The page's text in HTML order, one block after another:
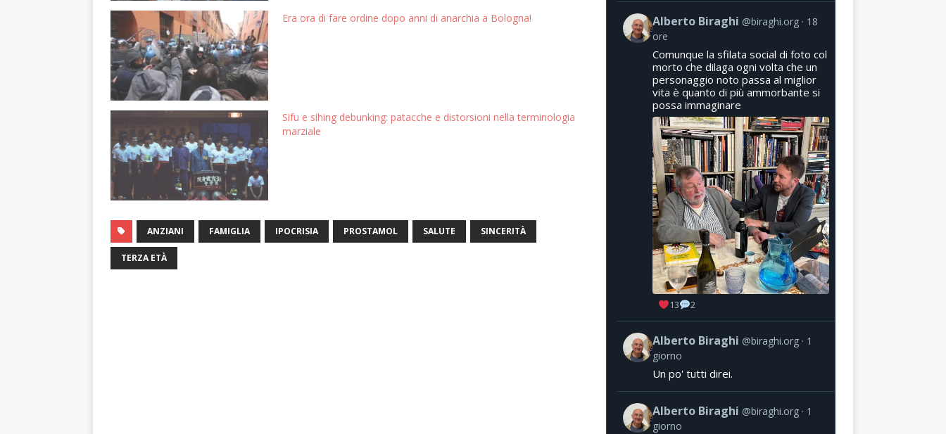
Era ora di fare ordine dopo anni di anarchia a Bologna!
Sifu e sihing debunking: patacche e distorsioni nella terminologia
marziale
ANZIANI FAMIGLIA IPOCRISIA PROSTAMOL SALUTE SINCERITÀ
TERZA ETÀ
Alberto Biraghi @biraghi.org
18
ore
Comunque la sfilata social di foto col
morto che dilaga ogni volta che un
personaggio noto passa al miglior
vita è quanto di più ammorbante si
possa immaginare
13 2
Alberto Biraghi @biraghi.org
1
giorno
Un po' tutti direi.
Alberto Biraghi @biraghi.org
1
giorno